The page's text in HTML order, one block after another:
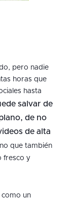
pero nadie
horas que
hasta
salvar de
de no
de alta
que también
fresco y
como un